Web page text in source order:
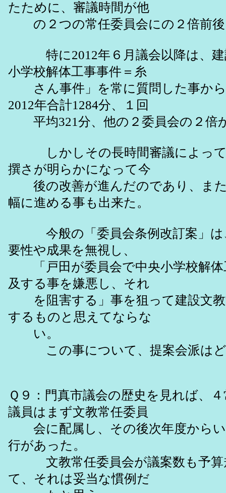
たために、審議時間が他
の２つの常任委員会にの２倍前後
特に2012年６月議会以降は、建
小学校解体工事事件＝糸
さん事件」を常に質問した事から
2012年合計1284分、１回
平均321分、他の２委員会の２倍
しかしその長時間審議によって
撰さが明らかになって今
後の改善が進んだのであり、また
幅に進める事も出来た。
今般の「委員会条例改訂案」は
要性や成果を無視し、
「戸田が委員会で中央小学校解体
及する事を嫌悪し、それ
を阻害する」事を狙って建設文教
するものと思えてならな
い。
この事について、提案会派はど
Ｑ９：門真市議会の歴史を見れば、
議員はまず文教常任委員
会に配属し、その後次年度からい
行があった。
文教常任委員会が議案数も予算
て、それは妥当な慣例だ